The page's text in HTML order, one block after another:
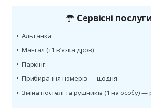
Сервісні послуги
• Альтанка
• Мангал (+1 в’язка дров)
• Паркінг
• Прибирання номерів — щодня
• Зміна постелі та рушників (1 на особу) —